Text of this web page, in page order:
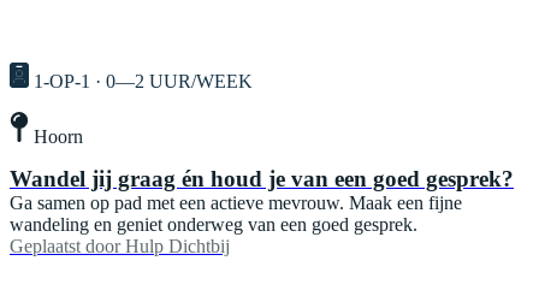
1-OP-1 · 0—2 UUR/WEEK
Hoorn
Wandel jij graag én houd je van een goed gesprek?
Ga samen op pad met een actieve mevrouw. Maak een fijne
wandeling en geniet onderweg van een goed gesprek.
Geplaatst door Hulp Dichtbij